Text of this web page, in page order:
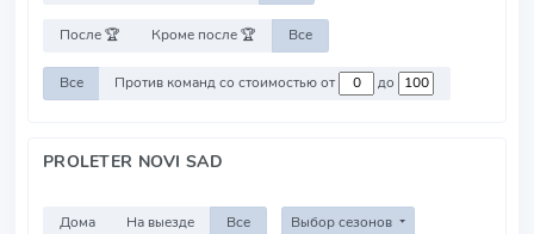
После 🏆 Кроме после 🏆 Все
Все Против команд со стоимостью от до
PROLETER NOVI SAD
Дома На выезде Все Выбор сезонов